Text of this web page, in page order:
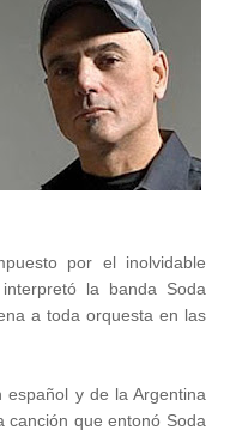
por el inolvidable
la banda Soda
a toda orquesta en las
y de la Argentina
canción que entonó Soda